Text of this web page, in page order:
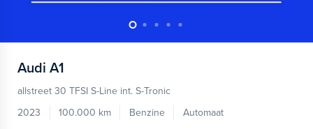
Audi A1
allstreet 30 TFSI S-Line int. S-Tronic
2023
100.000 km Benzine
Automaat